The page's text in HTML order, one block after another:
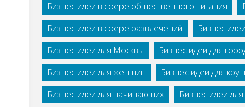
Бизнес идеи в сфере общественного питания
Бизнес идеи в сфере развлечений
Бизнес
Бизнес идеи для Москвы
Бизнес идеи для
Бизнес идеи для женщин
Бизнес идеи для
Бизнес идеи для начинающих
Бизнес идеи